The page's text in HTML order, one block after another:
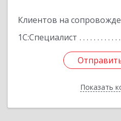
Клиентов на
1С:Специалист
Показать